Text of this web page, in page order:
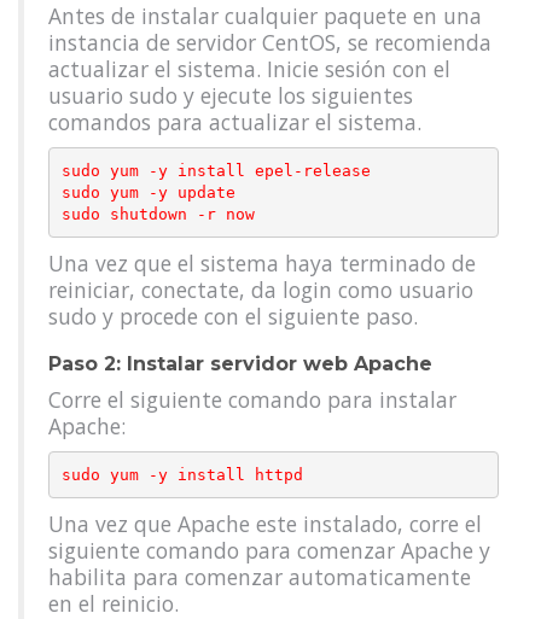
Antes de instalar cualquier paquete en una
instancia de servidor CentOS, se recomienda
actualizar el sistema. Inicie sesión con el
usuario sudo y ejecute los siguientes
comandos para actualizar el sistema.
sudo yum -y install epel-release
sudo yum -y update
sudo shutdown -r now
Una vez que el sistema haya terminado de
reiniciar, conectate, da login como usuario
sudo y procede con el siguiente paso.
Paso 2: Instalar servidor web Apache
Corre el siguiente comando para instalar
Apache:
Una vez que Apache este instalado, corre el
siguiente comando para comenzar Apache y
habilita para comenzar automaticamente
en el reinicio.